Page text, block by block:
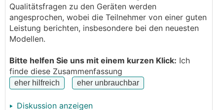
Qualitätsfragen zu den Geräten werden
angesprochen, wobei die Teilnehmer von einer guten
Leistung berichten, insbesondere bei den neuesten
Modellen.
Bitte helfen Sie uns mit einem kurzen Klick: Ich
finde diese Zusammenfassung
Diskussion anzeigen